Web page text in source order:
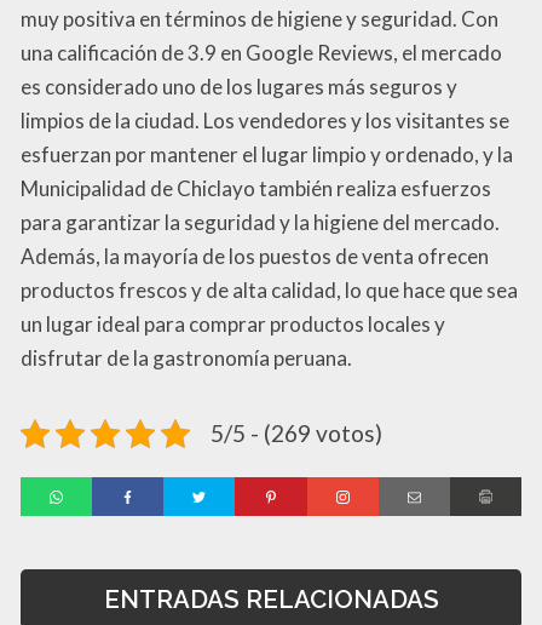
muy positiva en términos de higiene y seguridad. Con
una calificación de 3.9 en Google Reviews, el mercado
es considerado uno de los lugares más seguros y
limpios de la ciudad. Los vendedores y los visitantes se
esfuerzan por mantener el lugar limpio y ordenado, y la
Municipalidad de Chiclayo también realiza esfuerzos
para garantizar la seguridad y la higiene del mercado.
Además, la mayoría de los puestos de venta ofrecen
productos frescos y de alta calidad, lo que hace que sea
un lugar ideal para comprar productos locales y
disfrutar de la gastronomía peruana.
5/5 - (269 votos)
ENTRADAS RELACIONADAS